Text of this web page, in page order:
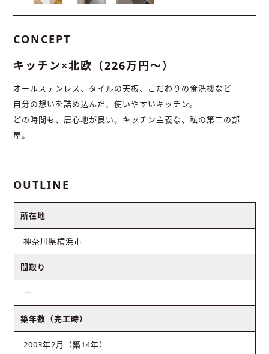
CONCEPT
キッチン×北欧（226万円〜）
オールステンレス、タイルの天板、こだわりの食洗機など
自分の想いを詰め込んだ、使いやすいキッチン。
どの時間も、居心地が良い。キッチン主義な、私の第二の部
屋。
OUTLINE
所在地
神奈川県横浜市
間取り
ー
築年数（完工時）
2003年2月（築14年）